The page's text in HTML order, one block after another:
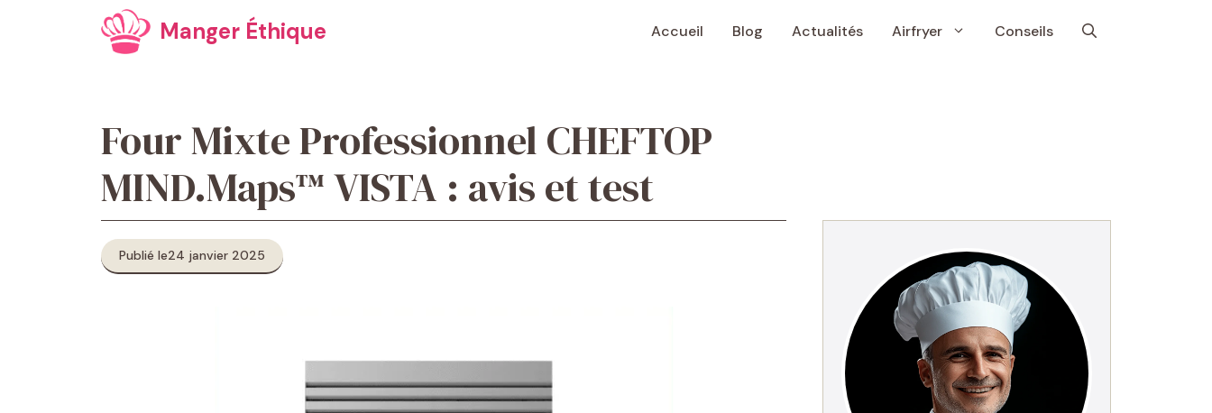
Manger Éthique Accueil Blog Actualités Airfryer Conseils
Four Mixte Professionnel CHEFTOP
MIND.Maps™ VISTA : avis et test
Publié le24 janvier 2025